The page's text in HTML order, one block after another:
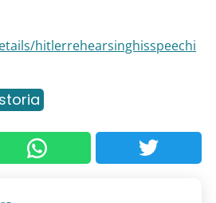
hitlerrehearsinghisspeechi